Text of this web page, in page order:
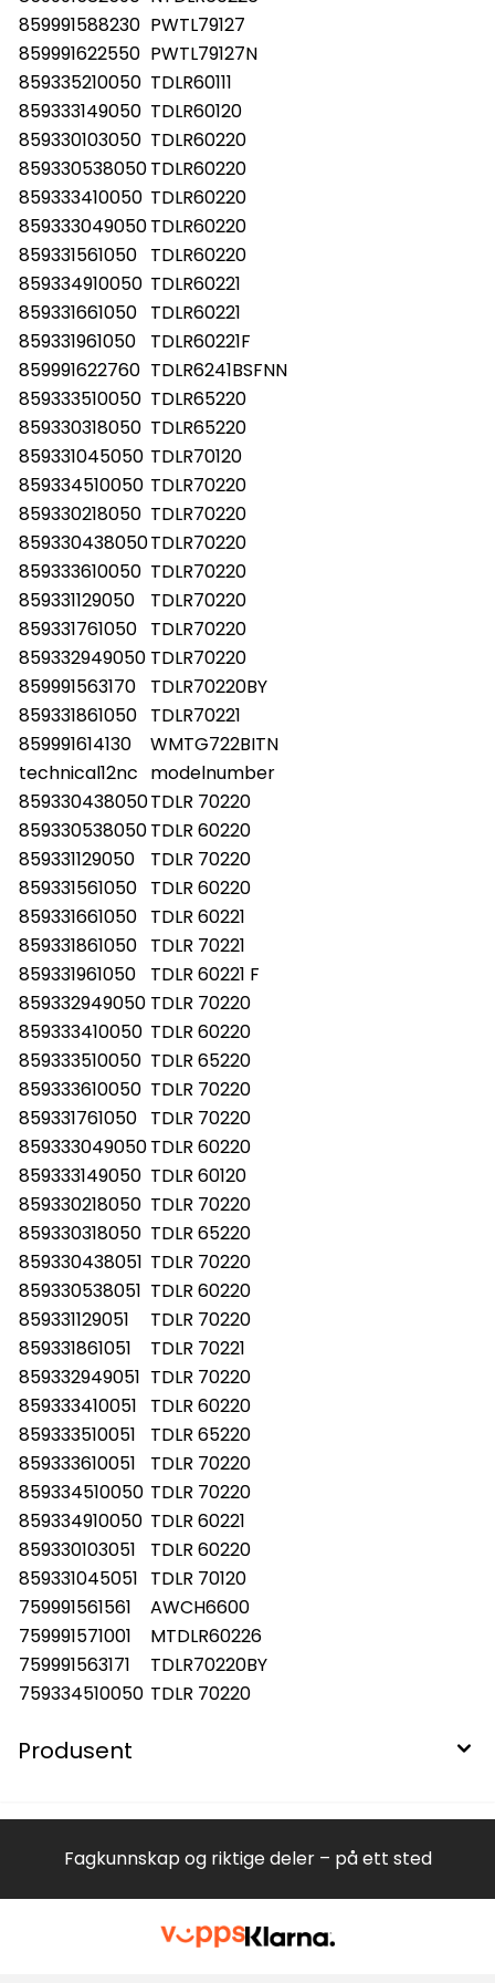
859991588230 PWTL79127
859991622550 PWTL79127N
859335210050 TDLR60111
859333149050 TDLR60120
859330103050 TDLR60220
859330538050TDLR60220
859333410050 TDLR60220
859333049050TDLR60220
859331561050 TDLR60220
859334910050 TDLR60221
859331661050 TDLR60221
859331961050
TDLR60221F
859991622760 TDLR6241BSFNN
859333510050 TDLR65220
859330318050 TDLR65220
859331045050 TDLR70120
859334510050 TDLR70220
859330218050 TDLR70220
859330438050TDLR70220
859333610050 TDLR70220
859331129050
TDLR70220
859331761050 TDLR70220
859332949050 TDLR70220
859991563170
TDLR70220BY
859331861050 TDLR70221
859991614130
WMTG722BITN
technical12nc modelnumber
859330438050TDLR 70220
859330538050TDLR 60220
859331129050
TDLR 70220
859331561050 TDLR 60220
859331661050 TDLR 60221
859331861050 TDLR 70221
859331961050
TDLR 60221 F
859332949050 TDLR 70220
859333410050 TDLR 60220
859333510050 TDLR 65220
859333610050 TDLR 70220
859331761050 TDLR 70220
859333049050TDLR 60220
859333149050 TDLR 60120
859330218050 TDLR 70220
859330318050 TDLR 65220
859330438051 TDLR 70220
859330538051 TDLR 60220
859331129051
TDLR 70220
859331861051
TDLR 70221
859332949051 TDLR 70220
859333410051
TDLR 60220
859333510051
TDLR 65220
859333610051
TDLR 70220
859334510050 TDLR 70220
859334910050 TDLR 60221
859330103051
TDLR 60220
859331045051 TDLR 70120
759991561561
AWCH6600
759991571001
MTDLR60226
759991563171
TDLR70220BY
759334510050 TDLR 70220
Produsent
Fagkunnskap og riktige deler – på ett sted